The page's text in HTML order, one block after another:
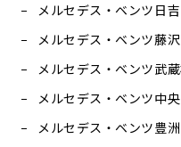
メルセデス・ベンツ日吉
メルセデス・ベンツ藤沢
メルセデス・ベンツ武
メルセデス・ベンツ中
メルセデス・ベンツ豊